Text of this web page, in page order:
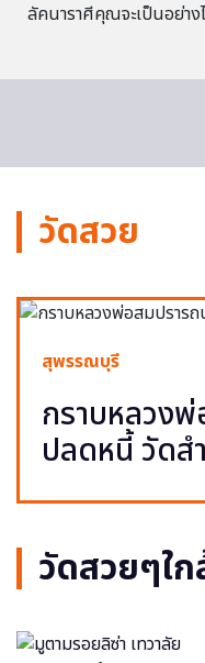
วัดสวย
สุพรรณบุรี
กราบหลวง
ปลดหนี้ วัดส
วัดสวยๆใ